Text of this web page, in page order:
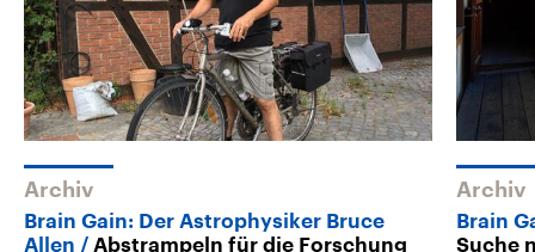
Archiv
Brain Gain: Der Astrophysiker Bruce
Allen
Abstrampeln für die Forschung
Archiv
Brain
Suche